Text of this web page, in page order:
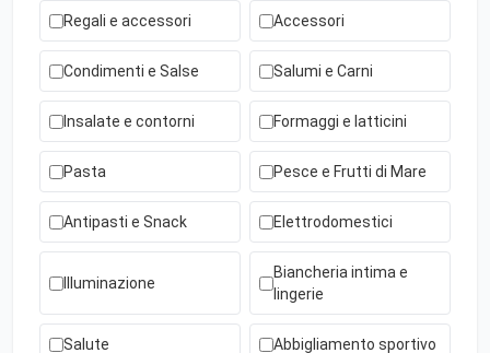
Regali e accessori Accessori
Condimenti e Salse Salumi e Carni
Insalate e contorni Formaggi e latticini
Pasta Pesce e Frutti di Mare
Antipasti e Snack Elettrodomestici
Illuminazione
Biancheria intima e
lingerie
Salute Abbigliamento sportivo